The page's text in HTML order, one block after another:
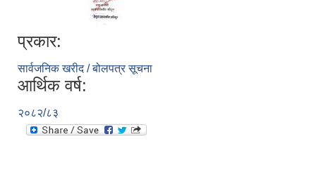
प्रकार:
सार्वजनिक खरीद / बोलपत्र सूचना
आर्थिक वर्ष:
२०८२/८३